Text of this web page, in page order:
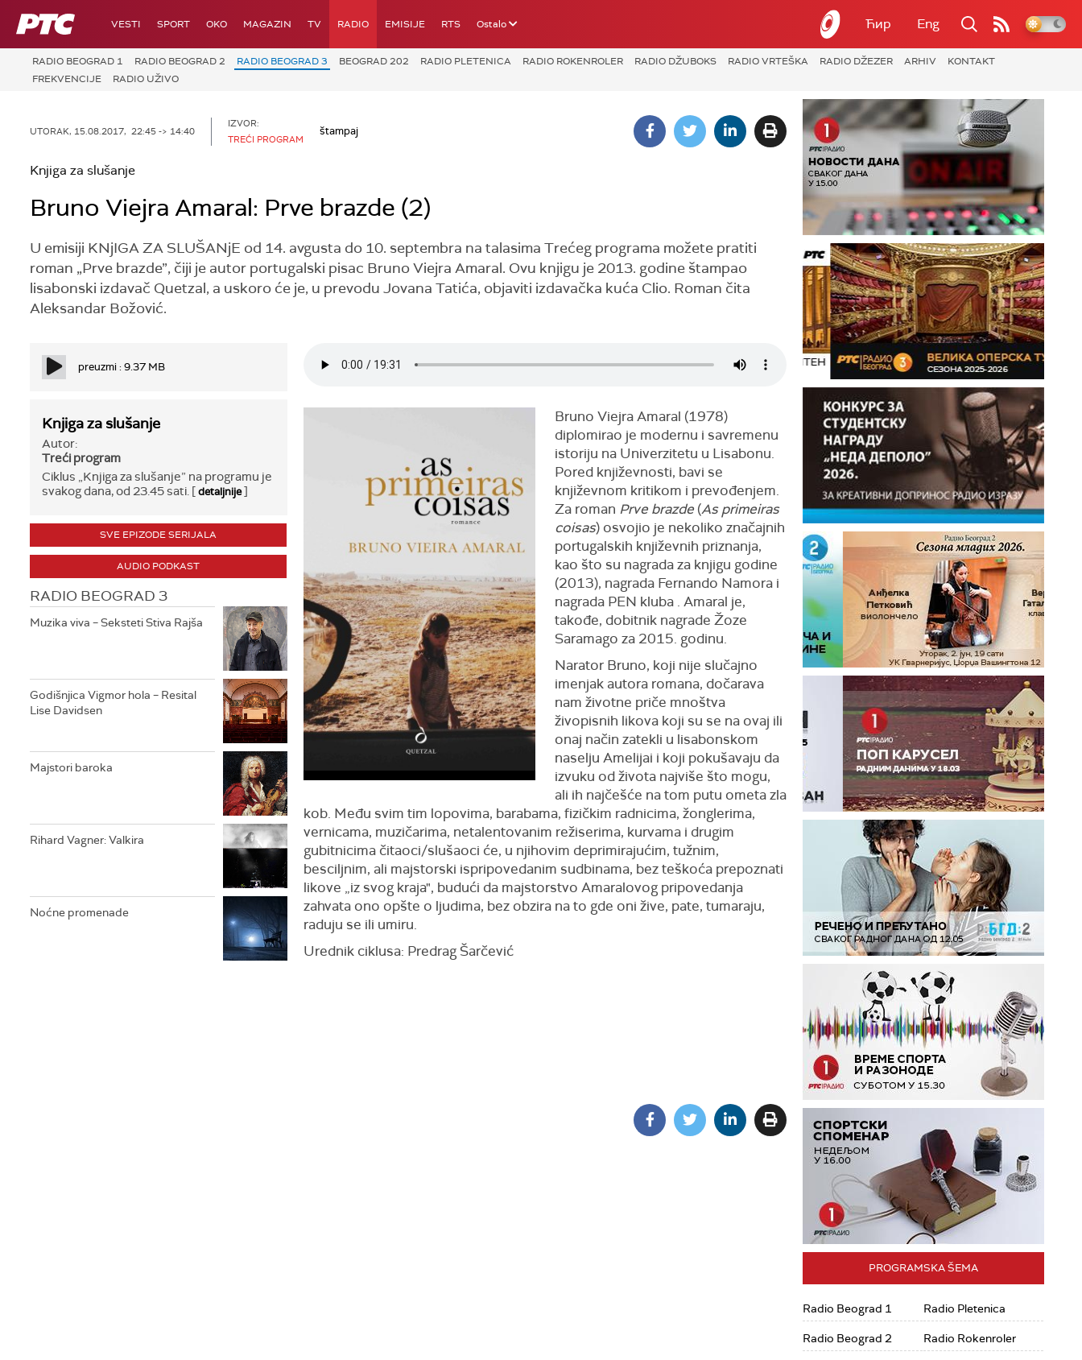
RTS VESTI SPORT OKO MAGAZIN TV RADIO EMISIJE RTS Ostalo Ћир Eng
RADIO BEOGRAD 1 RADIO BEOGRAD 2 RADIO BEOGRAD 3 BEOGRAD 202 RADIO PLETENICA RADIO ROKENROLER RADIO DŽUBOKS RADIO VRTEŠKA RADIO DŽEZER ARHIV
KONTAKT
FREKVENCIJE
RADIO UŽIVO
UTORAK, 15.08.2017, 22:45 -> 14:40
IZVOR:
TREĆI PROGRAM
štampaj
Knjiga za slušanje
Bruno Viejra Amaral: Prve brazde (2)
U emisiji KNjIGA ZA SLUŠANjE od 14. avgusta do 10. septembra na talasima Trećeg programa možete pratiti
roman „Prve brazde”, čiji je autor portugalski pisac Bruno Viejra Amaral. Ovu knjigu je 2013. godine štampao
lisabonski izdavač Quetzal, a uskoro će je, u prevodu Jovana Tatića, objaviti izdavačka kuća Clio. Roman čita
Aleksandar Božović.
preuzmi : 9.37 MB
Knjiga za slušanje
Autor:
Treći program
Ciklus „Knjiga za slušanje” na programu je
svakog dana, od 23.45 sati. [detaljnije]
SVE EPIZODE SERIJALA
AUDIO PODKAST
RADIO BEOGRAD 3
Muzika viva – Seksteti Stiva Rajša
Godišnjica Vigmor hola – Resital
Lise Davidsen
Majstori baroka
Rihard Vagner: Valkira
Noćne promenade
Bruno Viejra Amaral (1978)
diplomirao je modernu i savremenu
istoriju na Univerzitetu u Lisabonu.
Pored književnosti, bavi se
književnom kritikom i prevođenjem.
Za roman Prve brazde(Asprimeiras
coisas) osvojio je nekoliko značajnih
portugalskih književnih priznanja,
kao što su nagrada za knjigu godine
(2013), nagrada Fernando Namora i
nagrada PEN kluba . Amaral je,
takođe, dobitnik nagrade Žoze
Saramago za 2015. godinu.
Narator Bruno, koji nije slučajno
imenjak autora romana, dočarava
nam životne priče mnoštva
živopisnih likova koji su se na ovaj ili
onaj način zatekli u lisabonskom
naselju Amelijai i koji pokušavaju da
izvuku od života najviše što mogu,
ali ih najčešće na tom putu ometa zla
kob. Među svim tim lopovima, barabama, fizičkim radnicima, žonglerima,
vernicama, muzičarima, netalentovanim režiserima, kurvama i drugim
gubitnicima čitaoci/slušaoci će, u njihovim deprimirajućim, tužnim,
besciljnim, ali majstorski ispripovedanim sudbinama, bez teškoća prepoznati
likove „iz svog kraja", budući da majstorstvo Amaralovog pripovedanja
zahvata ono opšte o ljudima, bez obzira na to gde oni žive, pate, tumaraju,
raduju se ili umiru.
Urednik ciklusa: Predrag Šarčević
PROGRAMSKA ŠEMA
Radio Beograd 1
Radio Beograd 2
Radio Pletenica
Radio Rokenroler